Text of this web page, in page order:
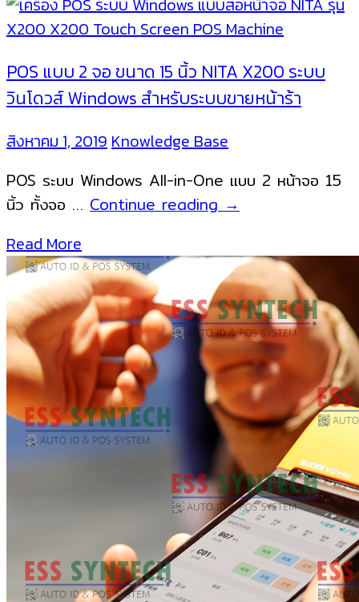
Lite
เครื่อง
ขาย
หน้า
ร้าน
POS
แยก
หน้า
จอ
15.6
นิ้ว
POS แบบ 2 จอ ขนาด 15 นิ้ว NITA X200 ระบบ
วินโดวส์ Windows สำหรับระบบขายหน้าร้า
สิงหาคม 1, 2019Knowledge Base
POS ระบบ Windows All-in-One แบบ 2 หน้าจอ 15
นิ้ว ทั้งจอ … Continue readingPOS
2
จอ
ขนาด
15
นิ้ว
NITA
X200
ระบบ
วินโดวส์
Windows
สำหรับ
ระบบ
ขาย
หน้า
ร้า
→
Read More